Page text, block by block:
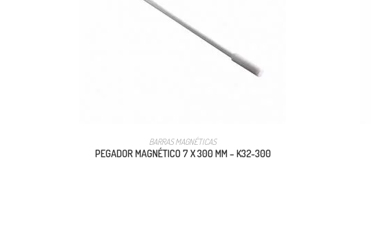
BARRAS MAGNÉTICAS
PEGADOR MAGNÉTICO 7 X 300 MM – K32-300